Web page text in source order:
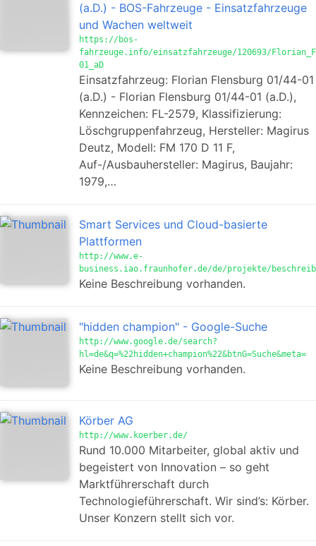
(a.D.) - BOS-Fahrzeuge - Einsatzfahrzeuge
und Wachen weltweit
https://bos-
fahrzeuge.info/einsatzfahrzeuge/120693/
01_aD
Einsatzfahrzeug: Florian Flensburg 01/44-01
(a.D.) - Florian Flensburg 01/44-01 (a.D.),
Kennzeichen: FL-2579, Klassifizierung:
Löschgruppenfahrzeug, Hersteller: Magirus
Deutz, Modell: FM 170 D 11 F,
Auf-/Ausbauhersteller: Magirus, Baujahr:
1979,…
Smart Services und Cloud-basierte
Plattformen
http://www.e-
business.iao.fraunhofer.de/de/projekte/
Keine Beschreibung vorhanden.
"hidden champion" - Google-Suche
http://www.google.de/search?
hl=de&q=%22hidden+champion%22&btnG=Suche&meta=
Keine Beschreibung vorhanden.
Körber AG
http://www.koerber.de/
Rund 10.000 Mitarbeiter, global aktiv und
begeistert von Innovation – so geht
Marktführerschaft durch
Technologieführerschaft. Wir sind’s: Körber.
Unser Konzern stellt sich vor.